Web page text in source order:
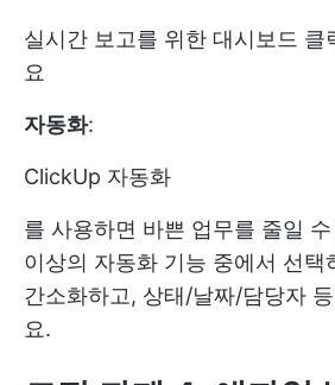
실시간 보고를 위한 대시보드 클
요
자동화:
ClickUp 자동화
를 사용하면 바쁜 업무를 줄일
이상의 자동화 기능 중에서 선택
간소화하고, 상태/날짜/담당자
요.